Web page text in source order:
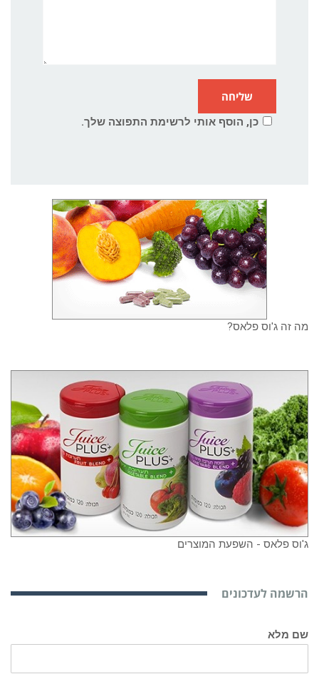
כן, הוסף אותי לרשימת התפוצה שלך.
מה זה ג'וס פלאס?
ג'וס פלאס - השפעת המוצרים
הרשמה לעדכונים
שם מלא